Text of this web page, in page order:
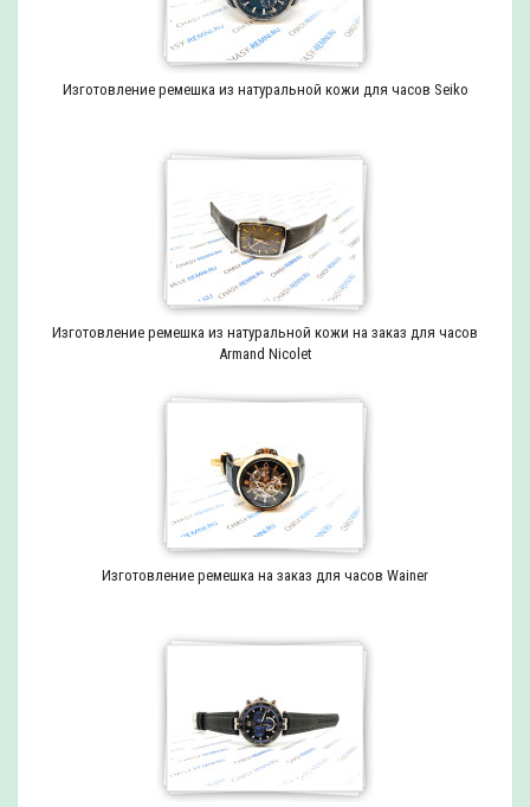
Изготовление ремешка из натуральной кожи для часов Seiko
Изготовление ремешка из натуральной кожи на заказ для часов
Armand Nicolet
Изготовление ремешка на заказ для часов Wainer